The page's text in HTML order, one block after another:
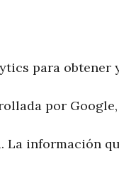
para
por
La información